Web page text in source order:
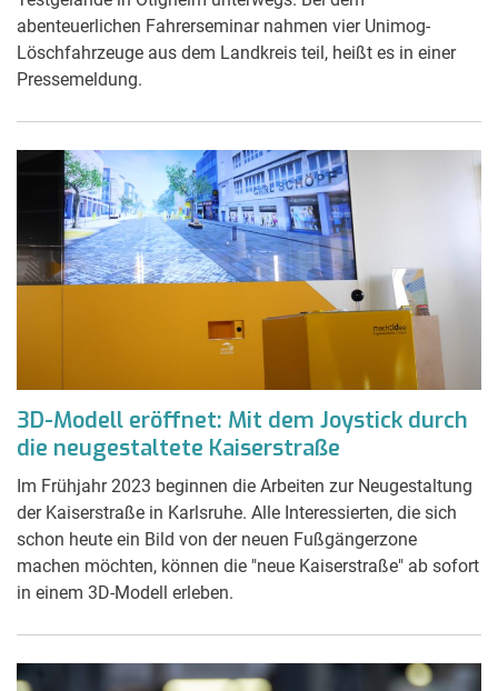
abenteuerlichen Fahrerseminar nahmen vier Unimog-
Löschfahrzeuge aus dem Landkreis teil, heißt es in einer
Pressemeldung.
3D-Modell eröffnet: Mit dem Joystick durch
die neugestaltete Kaiserstraße
Im Frühjahr 2023 beginnen die Arbeiten zur Neugestaltung
der Kaiserstraße in Karlsruhe. Alle Interessierten, die sich
schon heute ein Bild von der neuen Fußgängerzone
machen möchten, können die "neue Kaiserstraße" ab sofort
in einem 3D-Modell erleben.